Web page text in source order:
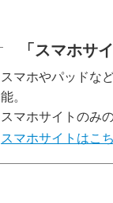
「スマホサ
スマホやパッドな
能。
スマホサイトのみ
スマホサイトはこ